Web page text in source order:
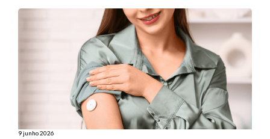
9 junho 2026